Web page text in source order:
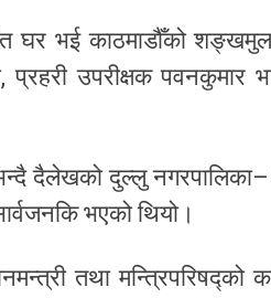
घर भई काठमाडौँको
उपरीक्षक पवनकुमार
भन्दै दैलेखको दुल्लु
भएको थियो।
तथा मन्त्रिपरिषद्को